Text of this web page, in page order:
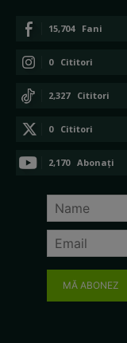
15,704 Fani
0 Cititori
2,327 Cititori
0 Cititori
2,170 Abonați
MĂ ABONEZ